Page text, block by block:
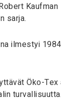
sarja.
ilmestyi
Öko-
turvallisuutta.